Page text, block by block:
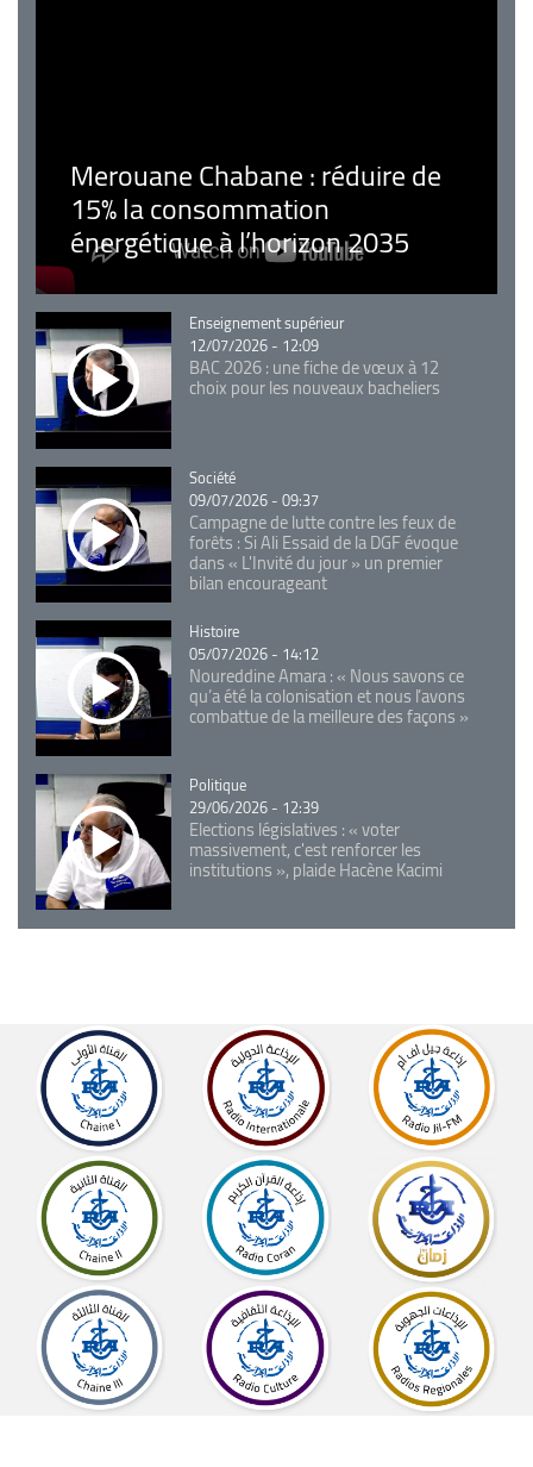
Merouane Chabane : réduire de
15% la consommation
énergétique à l’horizon 2035
Catégorie
Enseignement supérieur
12/07/2026 - 12:09
BAC 2026 : une fiche de vœux à 12
choix pour les nouveaux bacheliers
Catégorie
Société
09/07/2026 - 09:37
Campagne de lutte contre les feux de
forêts : Si Ali Essaid de la DGF évoque
dans « L'Invité du jour » un premier
bilan encourageant
Catégorie
Histoire
05/07/2026 - 14:12
Noureddine Amara : « Nous savons ce
qu’a été la colonisation et nous l’avons
combattue de la meilleure des façons »
Catégorie
Politique
29/06/2026 - 12:39
Elections législatives : « voter
massivement, c'est renforcer les
institutions », plaide Hacène Kacimi